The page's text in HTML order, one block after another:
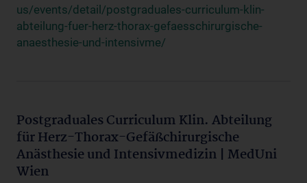
us/events/detail/postgraduales-curriculum-klin-
abteilung-fuer-herz-thorax-gefaesschirurgische-
anaesthesie-und-intensivme/
Postgraduales Curriculum Klin. Abteilung
für Herz-Thorax-Gefäßchirurgische
Anästhesie und Intensivmedizin | MedUni
Wien